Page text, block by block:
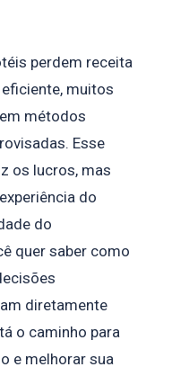
perdem receita
muitos
métodos
Esse
os lucros, mas
do
do
quer saber como
diretamente
o caminho para
e melhorar sua